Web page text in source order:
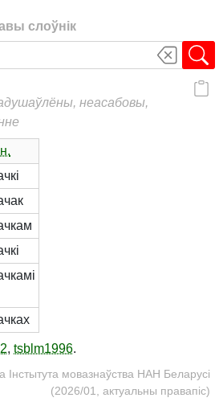
слоўнік
неасабовы,
, tsblm1996.
Інстытута мовазнаўства НАН Беларусі
(2026/01, актуальны правапіс)